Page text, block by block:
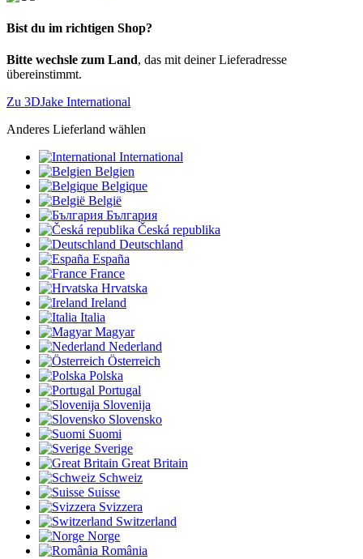
Bist du im richtigen Shop?
Bitte wechsle zum Land, das mit deiner Lieferadresse
übereinstimmt.
Zu 3DJake International
Anderes Lieferland wählen
International
Belgien
Belgique
België
България
Česká republika
Deutschland
España
France
Hrvatska
Ireland
Italia
Magyar
Nederland
Österreich
Polska
Portugal
Slovenija
Slovensko
Suomi
Sverige
Great Britain
Schweiz
Suisse
Svizzera
Switzerland
Norge
România